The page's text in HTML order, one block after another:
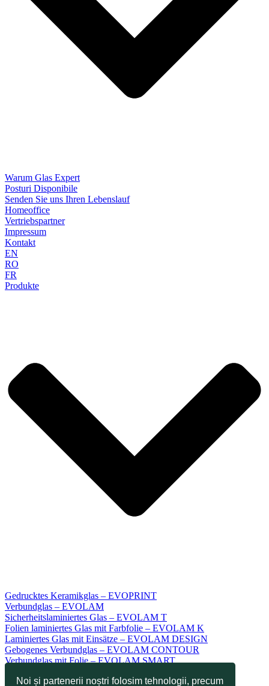
Noi și partenerii noștri folosim tehnologii, precum
Warum Glas Expert
Posturi Disponibile
Senden Sie uns Ihren Lebenslauf
Homeoffice
Vertriebspartner
Impressum
Kontakt
EN
RO
FR
Produkte
Gedrucktes Keramikglas – EVOPRINT
Verbundglas – EVOLAM
Sicherheitslaminiertes Glas – EVOLAM T
Folien laminiertes Glas mit Farbfolie – EVOLAM K
Laminiertes Glas mit Einsätze – EVOLAM DESIGN
Gebogenes Verbundglas – EVOLAM CONTOUR
Verbundglas mit Folie – EVOLAM SMART
Teilgehärtetes Glas – EVODUR TVG